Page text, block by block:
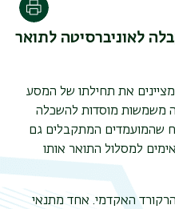
לאוניברסיטה לתואר
את תחילתו של המסע
משמשות מוסדות להשכלה
שהמועמדים המתקבלים גם
למסלול התואר אותו
האקדמי. אחד מתנאי